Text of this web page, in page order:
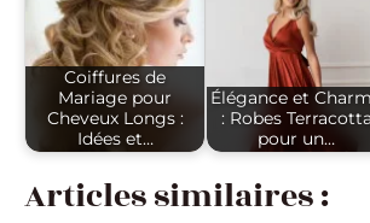
Coiffures de
Mariage pour
Cheveux Longs :
Idées et…
Élégance et
: Robes Terracotta
pour un…
Articles similaires :